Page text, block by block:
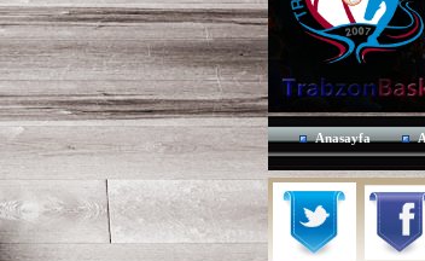
Anasayfa